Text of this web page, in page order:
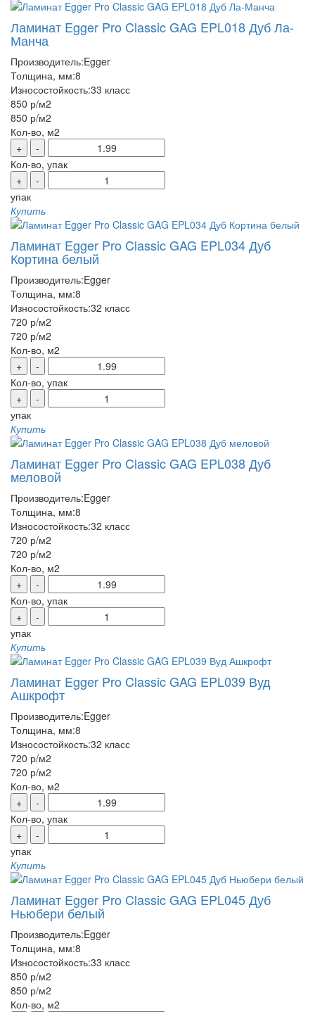
Ламинат Egger Pro Classic GAG EPL018 Дуб Ла-
Манча
Производитель:Egger
Толщина, мм:8
Износостойкость:33 класс
850 р/м2
850 р/м2
Кол-во, м2
+
-
Кол-во, упак
+
-
упак
Купить
Ламинат Egger Pro Classic GAG EPL034 Дуб
Кортина белый
Производитель:Egger
Толщина, мм:8
Износостойкость:32 класс
720 р/м2
720 р/м2
Кол-во, м2
+
-
Кол-во, упак
+
-
упак
Купить
Ламинат Egger Pro Classic GAG EPL038 Дуб
меловой
Производитель:Egger
Толщина, мм:8
Износостойкость:32 класс
720 р/м2
720 р/м2
Кол-во, м2
+
-
Кол-во, упак
+
-
упак
Купить
Ламинат Egger Pro Classic GAG EPL039 Вуд
Ашкрофт
Производитель:Egger
Толщина, мм:8
Износостойкость:32 класс
720 р/м2
720 р/м2
Кол-во, м2
+
-
Кол-во, упак
+
-
упак
Купить
Ламинат Egger Pro Classic GAG EPL045 Дуб
Ньюбери белый
Производитель:Egger
Толщина, мм:8
Износостойкость:33 класс
850 р/м2
850 р/м2
Кол-во, м2